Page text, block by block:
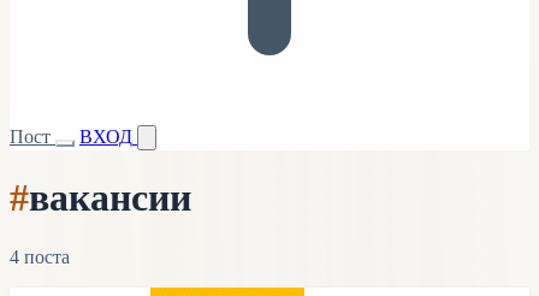
Пост ВХОД
#вакансии
4 поста